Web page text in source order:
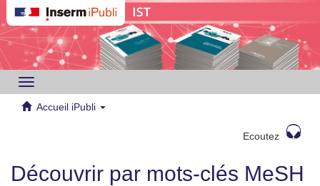
Toggle
navigation
Accueil iPubli
Ecoutez
Découvrir par mots-clés MeSH